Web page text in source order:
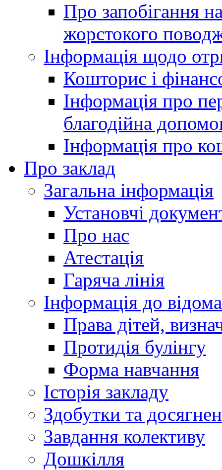
Про запобігання
жорстокого
Інформація щодо
Кошторис і
Інформація про
благодійна
Інформація про
Про заклад
Загальна інформація
Установчі
Про нас
Атестація
Гаряча лінія
Інформація до відома
Права дітей,
Протидія булінгу
Форма навчання
Історія закладу
Здобутки та
Завдання колективу
Дошкілля